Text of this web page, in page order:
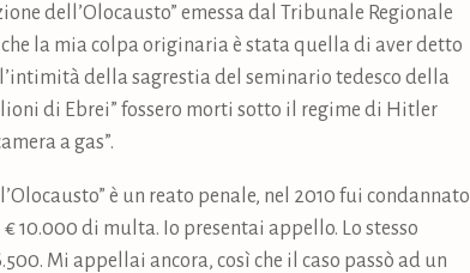
dell’Olocausto” emessa dal Tribunale Regionale
la mia colpa originaria è stata quella di aver detto
della sagrestia del seminario tedesco della
di Ebrei” fossero morti sotto il regime di Hitler
a gas”.
è un reato penale, nel 2010 fui condannato
10.000 di multa. Io presentai appello. Lo stesso
Mi appellai ancora, così che il caso passò ad un